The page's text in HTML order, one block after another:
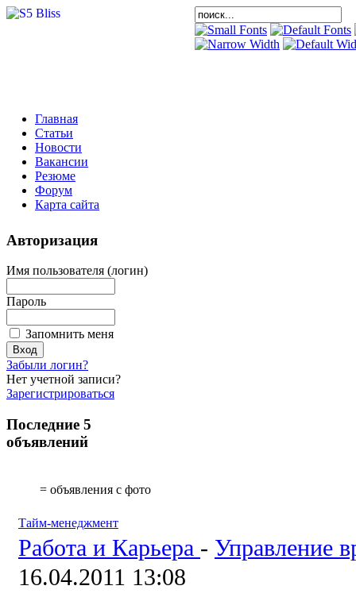
Главная
Статьи
Новости
Вакансии
Резюме
Форум
Карта сайта
Авторизация
Имя пользователя (логин)
Пароль
Запомнить меня
Забыли логин?
Нет учетной записи?
Зарегистрироваться
Последние 5
объявлений
= объявления с фото
Тайм-менеджмент
Работа и Карьера - Управление
16.04.2011 13:08